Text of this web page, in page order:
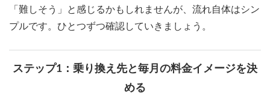
「難しそう」と感じるかもしれませんが、流れ自体はシン
プルです。ひとつずつ確認していきましょう。
ステップ1：乗り換え先と毎月の料金イメージを決
める